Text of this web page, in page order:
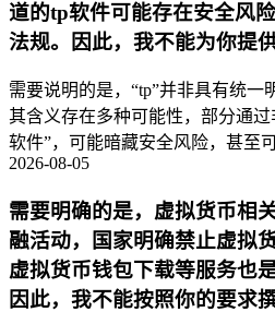
道的tp软件可能存在安全风
法规。因此，我不能为你提
需要说明的是，“tp”并非具有统一
其含义存在多种可能性，部分通
软件”，可能暗藏安全风险，甚至
2026-08-05
需要明确的是，虚拟货币相
融活动，国家明确禁止虚拟
虚拟货币钱包下载等服务也
因此，我不能按照你的要求